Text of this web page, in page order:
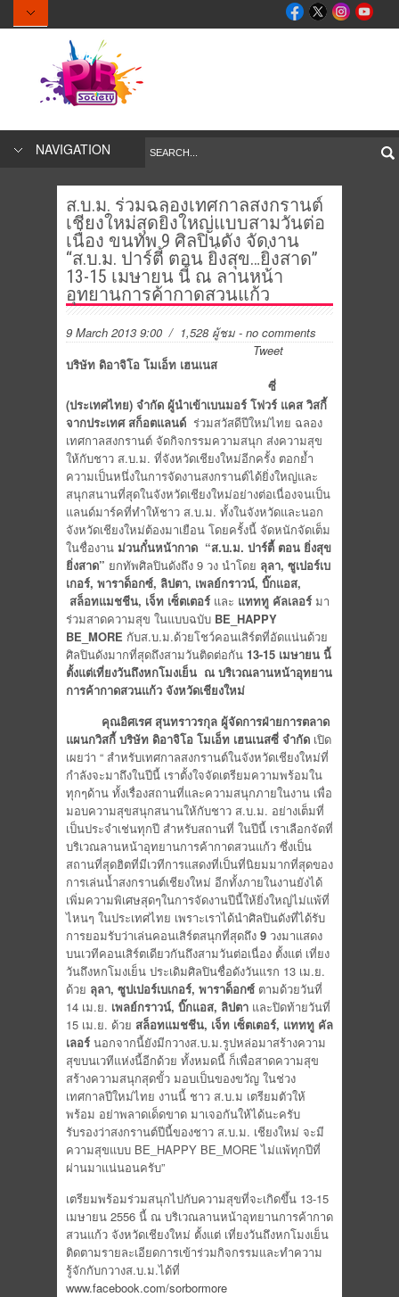
NAVIGATION
ส.บ.ม. ร่วมฉลองเทศกาลสงกรานต์
เชียงใหม่สุดยิ่งใหญ่แบบสามวันต่อ
เนื่อง ขนทัพ 9 ศิลปินดัง จัดงาน
“ส.บ.ม. ปาร์ตี้ ตอน ยิ่งสุข…ยิ่งสาด”
13-15 เมษายน นี้ ณ ลานหน้า
อุทยานการค้ากาดสวนแก้ว
9 March 2013 9:00 / 1,528 ผู้ชม - no comments
Tweet
บริษัท ดิอาจิโอ โมเอ็ท เฮนเนส
ซี่
(ประเทศไทย) จำกัด ผู้นำเข้าเบนมอร์ โฟวร์ แคส วิสกี้
จากประเทศ สก็อตแลนด์ ร่วมสวัสดีปีใหม่ไทย ฉลอง
เทศกาลสงกรานต์ จัดกิจกรรมความสนุก ส่งความสุข
ให้กับชาว ส.บ.ม. ที่จังหวัดเชียงใหม่อีกครั้ง ตอกย้ำ
ความเป็นหนึ่งในการจัดงานสงกรานต์ได้ยิ่งใหญ่และ
สนุกสนานที่สุดในจังหวัดเชียงใหม่อย่างต่อเนื่องจนเป็น
แลนด์มาร์คที่ทำให้ชาว ส.บ.ม. ทั้งในจังหวัดและนอก
จังหวัดเชียงใหม่ต้องมาเยือน โดยครั้งนี้ จัดหนักจัดเต็ม
ในชื่องาน ม่วนกั๋นหน้ากาด “ส.บ.ม. ปาร์ตี้ ตอน ยิ่งสุข
ยิ่งสาด” ยกทัพศิลปินดังถึง 9 วง นำโดย ลุลา, ซูเปอร์เบ
เกอร์, พาราด็อกซ์, ลิปตา, เพลย์กราวน์, บิ๊กแอส,
สล็อทแมชชีน, เจ็ท เซ็ตเตอร์ และ แทททู คัลเลอร์ มา
ร่วมสาดความสุข ในแบบฉบับ BE_HAPPY
BE_MORE กับส.บ.ม.ด้วยโชว์คอนเสิร์ตที่อัดแน่นด้วย
ศิลปินดังมากที่สุดถึงสามวันติดต่อกัน 13-15 เมษายน นี้
ตั้งแต่เที่ยงวันถึงหกโมงเย็น ณ บริเวณลานหน้าอุทยาน
การค้ากาดสวนแก้ว จังหวัดเชียงใหม่
คุณอิศเรศ สุนทราวรกุล ผู้จัดการฝ่ายการตลาด
แผนกวิสกี้ บริษัท ดิอาจิโอ โมเอ็ท เฮนเนสซี่ จำกัด เปิด
เผยว่า “ สำหรับเทศกาลสงกรานต์ในจังหวัดเชียงใหม่ที่
กำลังจะมาถึงในปีนี้ เราตั้งใจจัดเตรียมความพร้อมใน
ทุกๆด้าน ทั้งเรื่องสถานที่และความสนุกภายในงาน เพื่อ
มอบความสุขสนุกสนานให้กับชาว ส.บ.ม. อย่างเต็มที่
เป็นประจำเช่นทุกปี สำหรับสถานที่ ในปีนี้ เราเลือกจัดที่
บริเวณลานหน้าอุทยานการค้ากาดสวนแก้ว ซึ่งเป็น
สถานที่สุดฮิตที่มีเวทีการแสดงที่เป็นที่นิยมมากที่สุดของ
การเล่นน้ำสงกรานต์เชียงใหม่ อีกทั้งภายในงานยังได้
เพิ่มความพิเศษสุดๆในการจัดงานปีนี้ให้ยิ่งใหญ่ไม่แพ้ที่
ไหนๆ ในประเทศไทย เพราะเราได้นำศิลปินดังที่ได้รับ
การยอมรับว่าเล่นคอนเสิร์ตสนุกที่สุดถึง 9 วงมาแสดง
บนเวทีคอนเสิร์ตเดียวกันถึงสามวันต่อเนื่อง ตั้งแต่ เที่ยง
วันถึงหกโมงเย็น ประเดิมศิลปินชื่อดังวันแรก 13 เม.ย.
ด้วย ลุลา, ซูปเปอร์เบเกอร์, พาราด็อกซ์ ตามด้วยวันที่
14 เม.ย. เพลย์กราวน์, บิ๊กแอส, ลิปตา และปิดท้ายวันที่
15 เม.ย. ด้วย สล็อทแมชชีน, เจ็ท เซ็ตเตอร์, แทททู คัล
เลอร์ นอกจากนี้ยังมีกวางส.บ.ม.รูปหล่อมาสร้างความ
สุขบนเวทีแห่งนี้อีกด้วย ทั้งหมดนี้ ก็เพื่อสาดความสุข
สร้างความสนุกสุดขั้ว มอบเป็นของขวัญ ในช่วง
เทศกาลปีใหม่ไทย งานนี้ ชาว ส.บ.ม เตรียมตัวให้
พร้อม อย่าพลาดเด็ดขาด มาเจอกันให้ได้นะครับ
รับรองว่าสงกรานต์ปีนี้ของชาว ส.บ.ม. เชียงใหม่ จะมี
ความสุขแบบ BE_HAPPY BE_MORE ไม่แพ้ทุกปีที่
ผ่านมาแน่นอนครับ”
เตรียมพร้อมร่วมสนุกไปกับความสุขที่จะเกิดขึ้น 13-15
เมษายน 2556 นี้ ณ บริเวณลานหน้าอุทยานการค้ากาด
สวนแก้ว จังหวัดเชียงใหม่ ตั้งแต่ เที่ยงวันถึงหกโมงเย็น
ติดตามรายละเอียดการเข้าร่วมกิจกรรมและทำความ
รู้จักกับกวางส.บ.ม.ได้ที่
www.facebook.com/sorbormore